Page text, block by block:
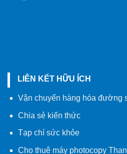
LIÊN KẾT HỮU ÍCH
Vận chuyển hàng hóa đường
Chia sẻ kiến thức
Tạp chí sức khỏe
Cho thuê máy photocopy